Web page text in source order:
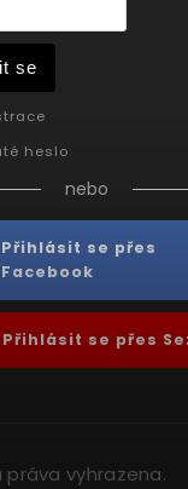
se
heslo
nebo
Přihlásit se přes
Facebook
Přihlásit se přes
práva vyhrazena.